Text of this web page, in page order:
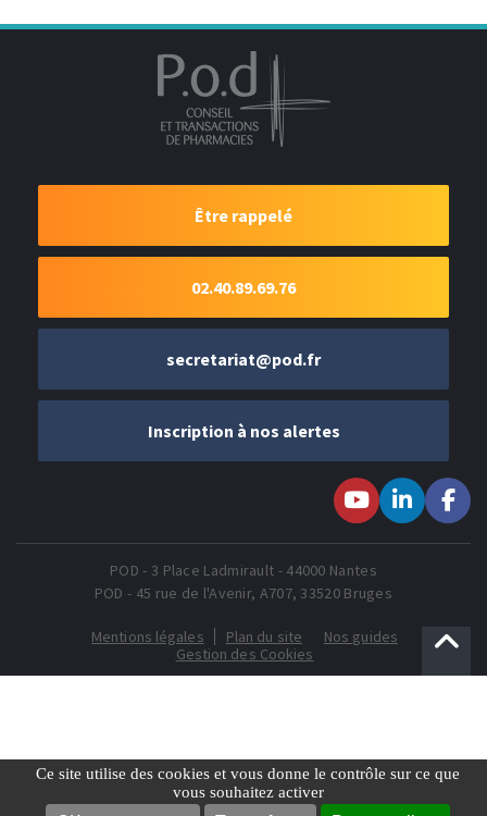
Ce site utilise des cookies et vous donne le contrôle sur ce que
vous souhaitez activer
Être rappelé
02.40.89.69.76
secretariat@pod.fr
Inscription à nos alertes
Youtubesur LinkedIn
nous sur
POD - 3 Place Ladmirault - 44000 Nantes
POD - 45 rue de l'Avenir, A707, 33520 Bruges
Mentions légales Plan du site
Nos guides
Gestion des Cookies